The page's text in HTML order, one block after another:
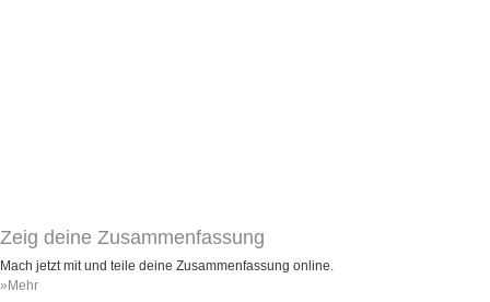
Zeig deine Zusammenfassung
Mach jetzt mit und teile deine Zusammenfassung online.
»Mehr